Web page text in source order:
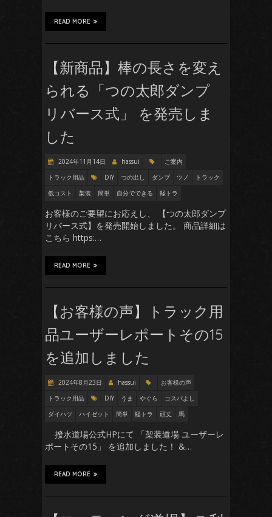
READ MORE
【新商品】棒の長さを変え
られる「つの太郎ダンプ
リバース式」 を発売しま
した
2024年11月14日 hassui
ご案内
トラック用品
DIY つの出し ダンプ ツノ
トラック
低コスト
架装 簡単 自分でできる 軽トラ
お客様のご要望にお応えし、 【つの太郎ダンプ
リバース式】を発売開始しました。 商品詳細は
こちら https:…
READ MORE
【お客様の声】トラック用
品ユーザーレポートその15
を追加しました
2024年8月23日 hassui
お客様の声
トラック用品
DIY うま やぐら
コスパよし
ダイハツ
ハイゼット 簡単 軽トラ 頑丈 馬
撥水道場公式HPにて 「架装道場 ユーザーレ
ポートその15」 を追加しました！ &…
READ MORE